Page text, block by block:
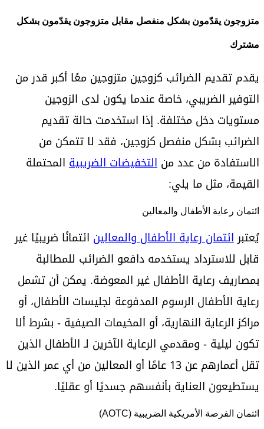
متزوجون يقدّمون بشكل منفصل مقابل متزوجون يقدّمون بشكل
مشترك
يقدم تقديم الضرائب كزوجين متزوجين معًا أكبر قدر من
التوفير الضريبي، خاصة عندما يكون لدى الزوجين
مستويات دخل مختلفة. إذا استخدمت حالة تقديم
الضرائب بشكل منفصل كزوجين، فقد لا تتمكن من
الاستفادة من عدد من التخفيضات الضريبية المحتملة
القيمة، مثل ما يلي:
ائتمان رعاية الأطفال والمعالين
يُعتبرائتمان رعاية الأطفال والمعالين ائتمانًا ضريبيًا غير
قابل للاسترداد يستخدمه دافعو الضرائب للمطالبة
بمصاريف رعاية الأطفال غير المعوضة. يمكن أن تشمل
رعاية الأطفال الرسوم المدفوعة لجليسات الأطفال، أو
مراكز الرعاية النهارية، أو المخيمات الصيفية - بشرط ألا
تكون ليلية - ومقدمي الرعاية الآخرين لـ الأطفال الذين
تقل أعمارهم عن 13 عامًا أو المعالين من أي عمر الذين لا
يستطيعون العناية بأنفسهم جسديًا أو عقليًا.
ائتمان الفرصة الأمريكية الضريبية (AOTC)